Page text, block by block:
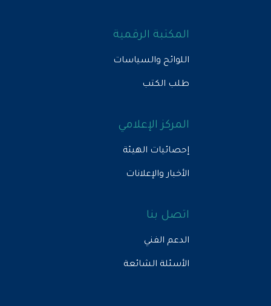
المكتبة الرقمية
اللوائح والسياسات
طلب الكتب
المركز الإعلامي
إحصائيات الهيئة
الأخبار والإعلانات
اتصل بنا
الدعم الفني
الأسئلة الشائعة